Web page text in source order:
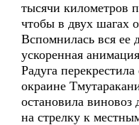
тысячи километров
чтобы в двух шагах
Вспомнилась вся ее
ускоренная
Радуга
окраине
остановила виновоз
на стрелку к